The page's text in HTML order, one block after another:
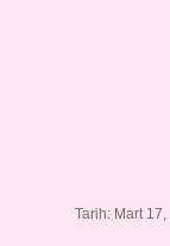
Tarih: Mart 17,